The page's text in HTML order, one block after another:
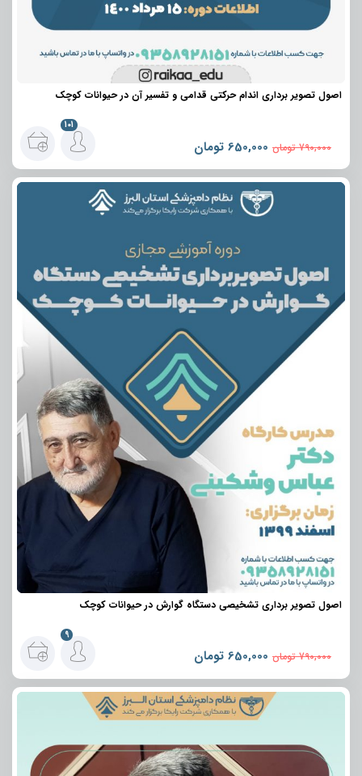
اصول تصویر برداری اندام حرکتی قدامی و تفسیر آن در حیوانات کوچک
790,000 تومان 650,000 تومان
101
اصول تصویر برداری تشخیصی دستگاه گوارش در حیوانات کوچک
790,000 تومان 650,000 تومان
9